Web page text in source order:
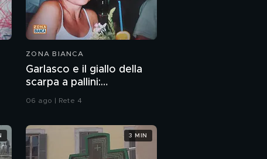
Inutili soccorsi
Marco Vannini
ZONA BIANCA
Garlasco e il giallo della
scarpa a pallini:
compatibile col piede di
06 ago | Rete 4
3 MIN